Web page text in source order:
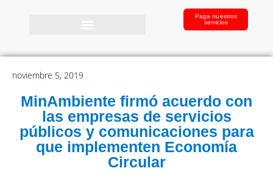
Paga nuestros
servicios
noviembre 5, 2019
MinAmbiente firmó acuerdo con
las empresas de servicios
públicos y comunicaciones para
que implementen Economía
Circular